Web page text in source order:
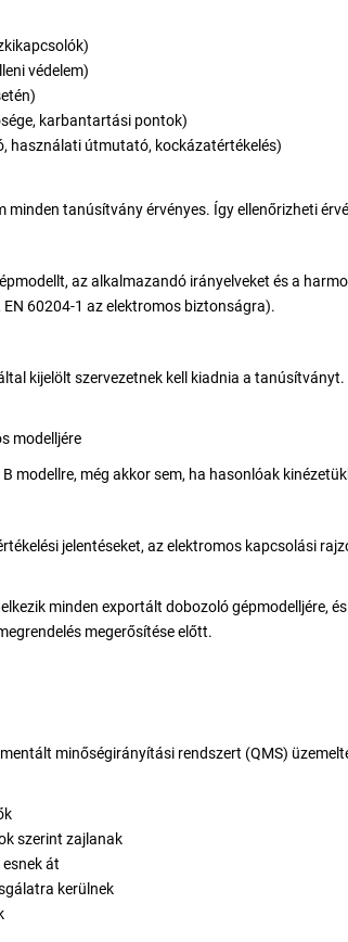
védelem)
karbantartási pontok)
használati útmutató, kockázatértékelés)
minden tanúsítvány érvényes. Így ellenőrizheti
az alkalmazandó irányelveket és a
60204-1 az elektromos biztonságra).
kijelölt szervezetnek kell kiadnia a tanúsítványt.
modelljére
modellre, még akkor sem, ha hasonlóak
jelentéseket, az elektromos kapcsolási
minden exportált dobozoló gépmodelljére,
megerősítése előtt.
minőségirányítási rendszert (QMS)
szerint zajlanak
át
kerülnek